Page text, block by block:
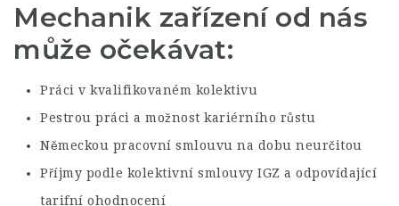
Mechanik zařízení od nás
může očekávat:
Práci v kvalifikovaném kolektivu
Pestrou práci a možnost kariérního růstu
Německou pracovní smlouvu na dobu neurčitou
Příjmy podle kolektivní smlouvy IGZ a odpovídající
tarifní ohodnocení